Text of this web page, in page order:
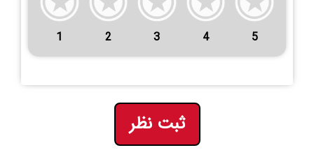
1 2 3 4 5
ثبت نظر